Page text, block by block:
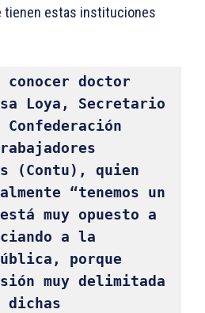
tienen estas instituciones
doctor
Loya, Secretario
(Contu), quien
“tenemos un
muy opuesto a
a la
porque
muy delimitada
dichas